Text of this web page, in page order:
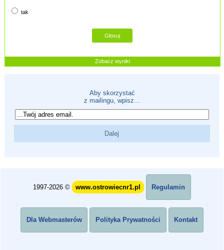
tak
Zobacz wyniki
Aby skorzystać
z mailingu, wpisz...
1997-2026 © www.ostrowiecnr1.pl Regulamin
Dla Webmasterów Polityka Prywatności Kontakt